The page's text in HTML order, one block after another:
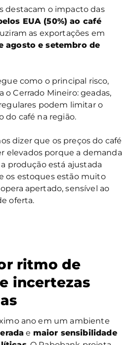
destacam o impacto das
EUA (50%) ao café
as exportações em
agosto e setembro de
como o principal risco,
o Cerrado Mineiro: geadas,
podem limitar o
do café na região.
dizer que os preços do café
elevados porque a demanda
produção está ajustada
os estoques estão muito
apertado, sensível ao
oferta.
ritmo de
incertezas
ano em um ambiente
e maior sensibilidade